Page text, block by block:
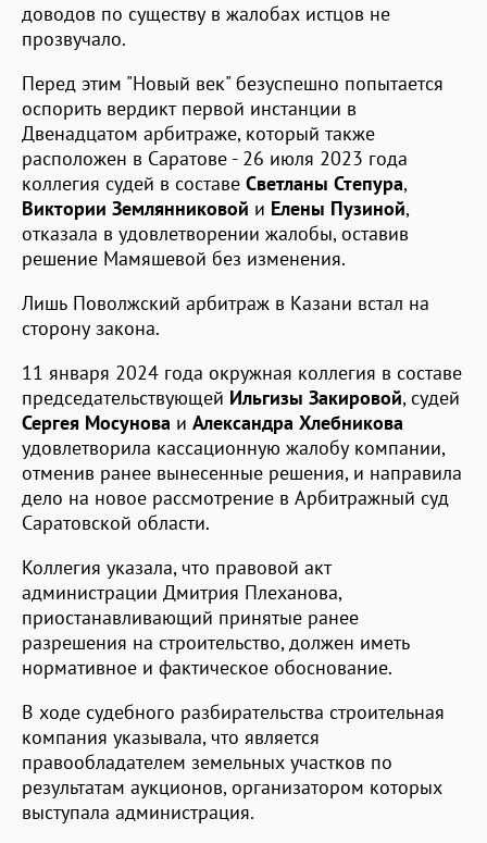
доводов по существу в жалобах истцов не
прозвучало.
Перед этим "Новый век" безуспешно попытается
оспорить вердикт первой инстанции в
Двенадцатом арбитраже, который также
расположен в Саратове - 26 июля 2023 года
коллегия судей в составе Светланы Степура,
Виктории Землянниковой и Елены Пузиной,
отказала в удовлетворении жалобы, оставив
решение Мамяшевой без изменения.
Лишь Поволжский арбитраж в Казани встал на
сторону закона.
11 января 2024 года окружная коллегия в составе
председательствующей Ильгизы Закировой, судей
Сергея Мосунова и Александра Хлебникова
удовлетворила кассационную жалобу компании,
отменив ранее вынесенные решения, и направила
дело на новое рассмотрение в Арбитражный суд
Саратовской области.
Коллегия указала, что правовой акт
администрации Дмитрия Плеханова,
приостанавливающий принятые ранее
разрешения на строительство, должен иметь
нормативное и фактическое обоснование.
В ходе судебного разбирательства строительная
компания указывала, что является
правообладателем земельных участков по
результатам аукционов, организатором которых
выступала администрация.